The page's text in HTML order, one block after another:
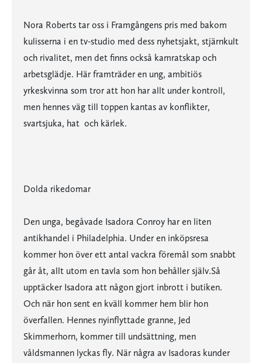
Nora Roberts tar oss i Framgångens pris med bakom
kulisserna i en tv-studio med dess nyhetsjakt, stjärnkult
och rivalitet, men det finns också kamratskap och
arbetsglädje. Här framträder en ung, ambitiös
yrkeskvinna som tror att hon har allt under kontroll,
men hennes väg till toppen kantas av konflikter,
svartsjuka, hat  och kärlek.
Dolda rikedomar
Den unga, begåvade Isadora Conroy har en liten
antikhandel i Philadelphia. Under en inköpsresa
kommer hon över ett antal vackra föremål som snabbt
går åt, allt utom en tavla som hon behåller själv.Så
upptäcker Isadora att någon gjort inbrott i butiken.
Och när hon sent en kväll kommer hem blir hon
överfallen. Hennes nyinflyttade granne, Jed
Skimmerhorn, kommer till undsättning, men
våldsmannen lyckas fly. När några av Isadoras kunder